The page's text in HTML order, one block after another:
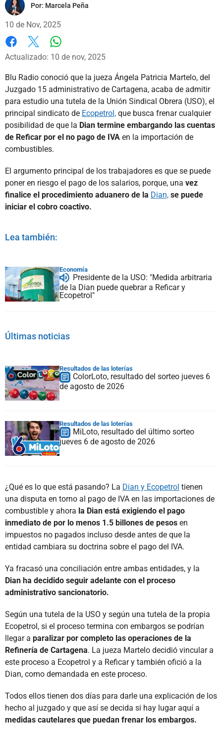
Por: Marcela Peña
10 de Nov, 2025
Facebook
X
Actualizado: 10 de nov, 2025
Blu Radio conoció que la jueza Ángela Patricia Martelo, del
Juzgado 15 administrativo de Cartagena, acaba de admitir
para estudio una tutela de la Unión Sindical Obrera (USO), el
principal sindicato de Ecopetrol, que busca frenar cualquier
posibilidad de que la Dian termine embargando las cuentas
de Reficar por el no pago de IVA en la importación de
combustibles.
El argumento principal de los trabajadores es que se puede
poner en riesgo el pago de los salarios, porque, una vez
finalice el procedimiento aduanero de la Dian, se puede
iniciar el cobro coactivo.
Lea también:
Economía
Presidente de la USO: "Medida arbitraria
de la Dian puede quebrar a Reficar y
Ecopetrol"
Últimas noticias
Resultados de las loterías
ColorLoto, resultado del sorteo jueves 6
de agosto de 2026
Resultados de las loterías
MiLoto, resultado del último sorteo
jueves 6 de agosto de 2026
¿Qué es lo que está pasando? La Dian y Ecopetrol tienen
una disputa en torno al pago de IVA en las importaciones de
combustible y ahora la Dian está exigiendo el pago
inmediato de por lo menos 1.5 billones de pesos en
impuestos no pagados incluso desde antes de que la
entidad cambiara su doctrina sobre el pago del IVA.
Ya fracasó una conciliación entre ambas entidades, y la
Dian ha decidido seguir adelante con el proceso
administrativo sancionatorio.
Según una tutela de la USO y según una tutela de la propia
Ecopetrol, si el proceso termina con embargos se podrían
llegar a paralizar por completo las operaciones de la
Refinería de Cartagena. La jueza Martelo decidió vincular a
este proceso a Ecopetrol y a Reficar y también ofició a la
Dian, como demandada en este proceso.
Todos ellos tienen dos días para darle una explicación de los
hecho al juzgado y que así se decida si hay lugar aquí a
medidas cautelares que puedan frenar los embargos.